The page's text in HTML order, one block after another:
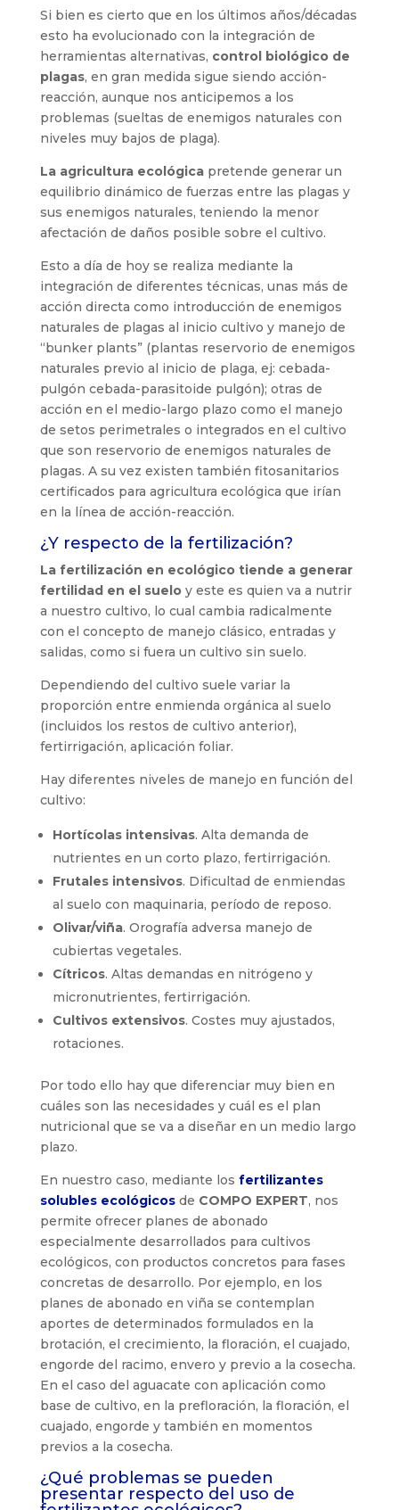
Si bien es cierto que en los últimos años/décadas
esto ha evolucionado con la integración de
herramientas alternativas, control biológico de
plagas, en gran medida sigue siendo acción-
reacción, aunque nos anticipemos a los
problemas (sueltas de enemigos naturales con
niveles muy bajos de plaga).
La agricultura ecológicapretende generar un
equilibrio dinámico de fuerzas entre las plagas y
sus enemigos naturales, teniendo la menor
afectación de daños posible sobre el cultivo.
Esto a día de hoy se realiza mediante la
integración de diferentes técnicas, unas más de
acción directa como introducción de enemigos
naturales de plagas al inicio cultivo y manejo de
“bunker plants” (plantas reservorio de enemigos
naturales previo al inicio de plaga, ej: cebada-
pulgón cebada-parasitoide pulgón); otras de
acción en el medio-largo plazo como el manejo
de setos perimetrales o integrados en el cultivo
que son reservorio de enemigos naturales de
plagas. A su vez existen también fitosanitarios
certificados para agricultura ecológica que irían
en la línea de acción-reacción.
¿Y respecto de la fertilización?
La fertilización en ecológico tiende a generar
fertilidad en el sueloy este es quien va a nutrir
a nuestro cultivo, lo cual cambia radicalmente
con el concepto de manejo clásico, entradas y
salidas, como si fuera un cultivo sin suelo.
Dependiendo del cultivo suele variar la
proporción entre enmienda orgánica al suelo
(incluidos los restos de cultivo anterior),
fertirrigación, aplicación foliar.
Hay diferentes niveles de manejo en función del
cultivo:
Hortícolas intensivas. Alta demanda de
nutrientes en un corto plazo, fertirrigación.
Frutales intensivos. Dificultad de enmiendas
al suelo con maquinaria, período de reposo.
Olivar/viña. Orografía adversa manejo de
cubiertas vegetales.
Cítricos. Altas demandas en nitrógeno y
micronutrientes, fertirrigación.
Cultivos extensivos. Costes muy ajustados,
rotaciones.
Por todo ello hay que diferenciar muy bien en
cuáles son las necesidades y cuál es el plan
nutricional que se va a diseñar en un medio largo
plazo.
En nuestro caso, mediante los fertilizantes
solubles ecológicosde COMPO EXPERT, nos
permite ofrecer planes de abonado
especialmente desarrollados para cultivos
ecológicos, con productos concretos para fases
concretas de desarrollo. Por ejemplo, en los
planes de abonado en viña se contemplan
aportes de determinados formulados en la
brotación, el crecimiento, la floración, el cuajado,
engorde del racimo, envero y previo a la cosecha.
En el caso del aguacate con aplicación como
base de cultivo, en la prefloración, la floración, el
cuajado, engorde y también en momentos
previos a la cosecha.
¿Qué problemas se pueden
presentar respecto del uso de